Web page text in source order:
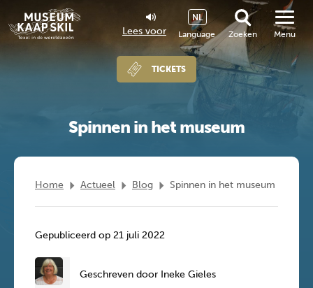
Lees voor Language
NL
Zoeken
TICKETS
Menu
Spinnen in het museum
Home Actueel Blog Spinnen in het museum
Gepubliceerd op 21 juli 2022
Geschreven door Ineke Gieles